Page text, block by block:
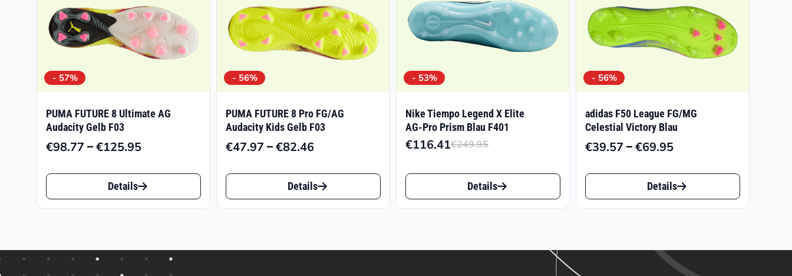
- 57%
PUMA FUTURE 8 Ultimate AG
Audacity Gelb F03
€98.77 –€125.95Preisspanne:
bis
€125.95
Dieses
Produkt
Varianten
Details
- 56%
PUMA FUTURE 8 Pro FG/AG
Audacity Kids Gelb F03
€47.97 –€82.46Preisspanne:
bis
€82.46
Dieses
Produkt
Details
- 53%
Nike Tiempo Legend X Elite
AG-Pro Prism Blau F401
€249.95
war:
€249.95
€116.41
ist:
€116.41.
Dieses
Produkt
Details
- 56%
adidas F50 League FG/MG
Celestial Victory Blau
€39.57 –€69.95Preisspanne:
bis
€69.95
Dieses
Produkt
Details